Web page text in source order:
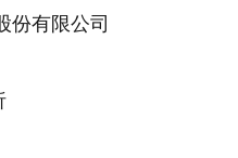
份有限公司